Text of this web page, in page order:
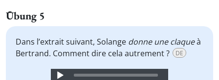
Übung 5
Dans l’extrait suivant, Solange donne une claqueà
Bertrand. Comment dire cela autrement ?
DE
Audio